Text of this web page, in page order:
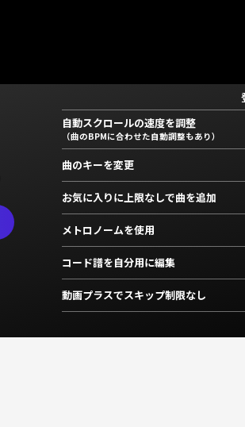
自動スクロールの速度を調整
（曲のBPMに合わせた自動調整もあり）
曲のキーを変更
お気に入りに上限なしで曲を追加
メトロノームを使用
コード譜を自分用に編集
動画プラスでスキップ制限なし